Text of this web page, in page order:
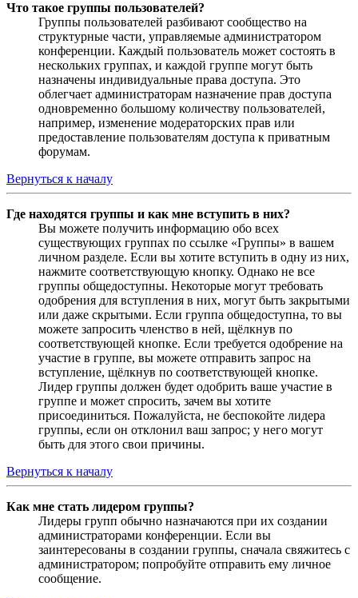
Что такое группы пользователей?
Группы пользователей разбивают сообщество на
структурные части, управляемые администратором
конференции. Каждый пользователь может состоять в
нескольких группах, и каждой группе могут быть
назначены индивидуальные права доступа. Это
облегчает администраторам назначение прав доступа
одновременно большому количеству пользователей,
например, изменение модераторских прав или
предоставление пользователям доступа к приватным
форумам.
Вернуться к началу
Где находятся группы и как мне вступить в них?
Вы можете получить информацию обо всех
существующих группах по ссылке «Группы» в вашем
личном разделе. Если вы хотите вступить в одну из них,
нажмите соответствующую кнопку. Однако не все
группы общедоступны. Некоторые могут требовать
одобрения для вступления в них, могут быть закрытыми
или даже скрытыми. Если группа общедоступна, то вы
можете запросить членство в ней, щёлкнув по
соответствующей кнопке. Если требуется одобрение на
участие в группе, вы можете отправить запрос на
вступление, щёлкнув по соответствующей кнопке.
Лидер группы должен будет одобрить ваше участие в
группе и может спросить, зачем вы хотите
присоединиться. Пожалуйста, не беспокойте лидера
группы, если он отклонил ваш запрос; у него могут
быть для этого свои причины.
Вернуться к началу
Как мне стать лидером группы?
Лидеры групп обычно назначаются при их создании
администраторами конференции. Если вы
заинтересованы в создании группы, сначала свяжитесь с
администратором; попробуйте отправить ему личное
сообщение.